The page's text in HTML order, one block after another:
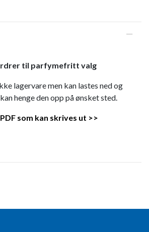
til parfymefritt valg
lagervare men kan lastes ned og
henge den opp på ønsket sted.
som kan skrives ut >>